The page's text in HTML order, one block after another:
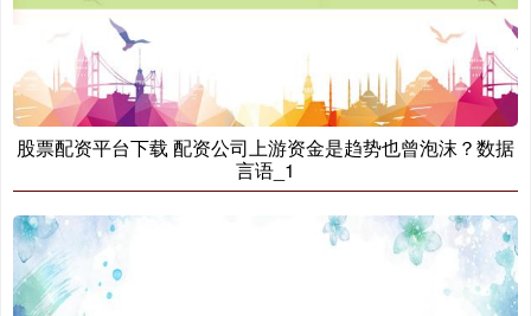
北证50 +11.37 +1.01%
股票配资平台下载 配资公司上游资金是趋势也曾泡沫？数据
言语_1